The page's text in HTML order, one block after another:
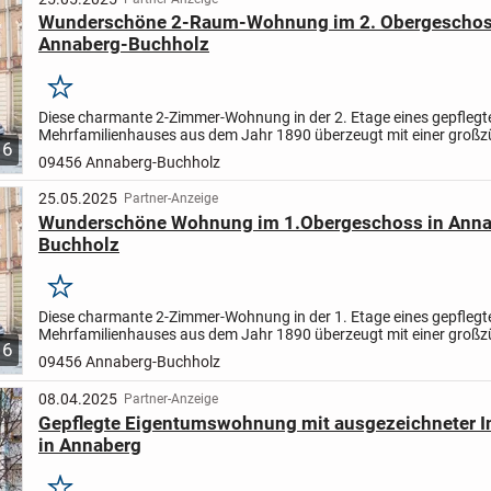
6
Wunderschöne 2-Raum-Wohnung im 2.
Annaberg-Buchholz
Merken
Diese charmante 2-Zimmer-Wohnung in der 2. Etage eines
Mehrfamilienhauses aus dem Jahr 1890 überzeugt mit einer
Wohnfläche von 77 m² und einer durchdachten Raumaufteilung.
09456 Annaberg-Buchholz
6
25.05.2025 Partner-Anzeige
Wunderschöne Wohnung im 1.Obergeschoss in
Buchholz
Merken
Diese charmante 2-Zimmer-Wohnung in der 1. Etage eines
Mehrfamilienhauses aus dem Jahr 1890 überzeugt mit einer
Wohnfläche von 77 m² und einer durchdachten Raumaufteilung.
09456 Annaberg-Buchholz
08.04.2025 Partner-Anzeige
Gepflegte Eigentumswohnung mit ausgezeichneter
in Annaberg